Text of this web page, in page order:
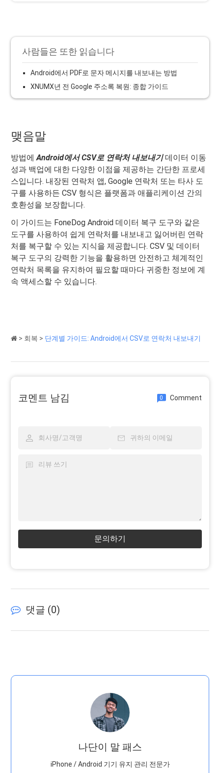
사람들은 또한 읽습니다
Android에서 PDF로 문자 메시지를 내보내는 방법
XNUMX년 전 Google 주소록 복원: 종합 가이드
맺음말
방법에Android에서 CSV로 연락처 내보내기데이터 이동
성과 백업에 대한 다양한 이점을 제공하는 간단한 프로세
스입니다. 내장된 연락처 앱, Google 연락처 또는 타사 도
구를 사용하든 CSV 형식은 플랫폼과 애플리케이션 간의
호환성을 보장합니다.
이 가이드는 FoneDog Android 데이터 복구 도구와 같은
도구를 사용하여 쉽게 연락처를 내보내고 잃어버린 연락
처를 복구할 수 있는 지식을 제공합니다. CSV 및 데이터
복구 도구의 강력한 기능을 활용하면 안전하고 체계적인
연락처 목록을 유지하여 필요할 때마다 귀중한 정보에 계
속 액세스할 수 있습니다.
> 회복 > 단계별 가이드: Android에서 CSV로 연락처 내보내기
코멘트 남김 0 Comment
문의하기
댓글 (0)
나단이 말 패스
iPhone / Android 기기 유지 관리 전문가